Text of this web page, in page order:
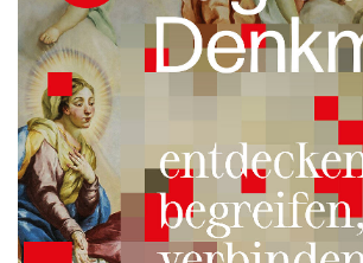
Bundesdenkmalamt
Calle Libre
DDB Wien
Enkeltaugliches Österreich
Gillette
Gillette Venus